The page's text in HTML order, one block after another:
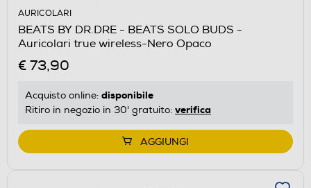
AURICOLARI
BEATS BY DR.DRE - BEATS SOLO BUDS -
Auricolari true wireless-Nero Opaco
€ 73,90
Acquisto online: disponibile
Ritiro in negozio in 30' gratuito: verifica
AGGIUNGI